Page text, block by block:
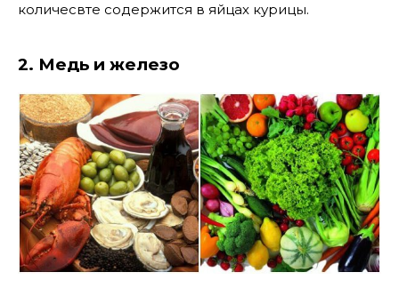
количесвте содержится в яйцах курицы.
2. Медь и железо